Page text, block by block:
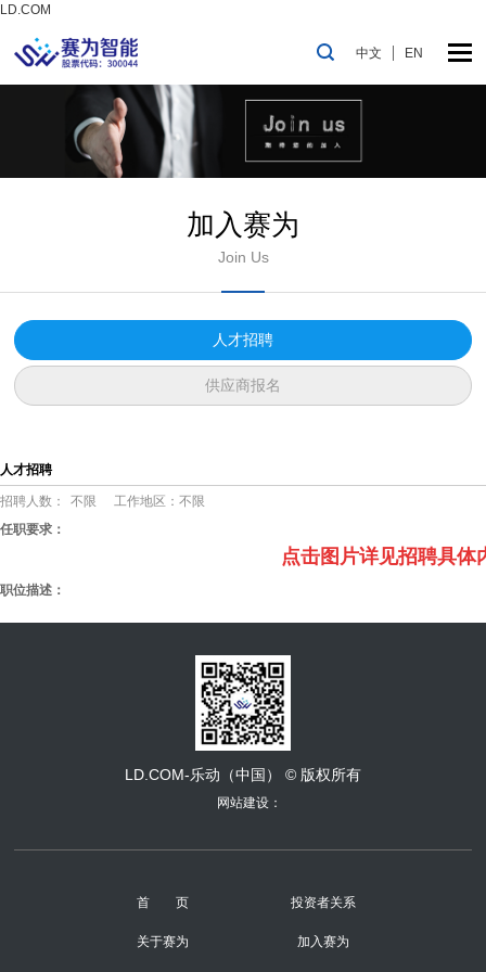
LD.COM
中文 EN
加入赛为
Join Us
人才招聘
供应商报名
人才招聘
招聘人数： 不限 工作地区： 不限
任职要求：
点击图片详见招聘具体
职位描述：
LD.COM-乐动（中国） © 版权所有
网站建设：
首 页 投资者关系
关于赛为 加入赛为